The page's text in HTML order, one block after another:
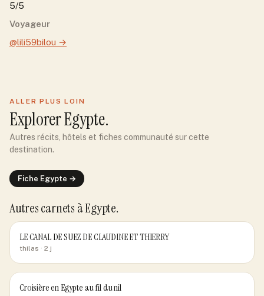
5/5
Voyageur
@lili59bilou →
ALLER PLUS LOIN
ExplorerEgypte.
Autres récits, hôtels et fiches communauté sur cette
destination.
Fiche Egypte →
Autres carnets à Egypte.
LE CANAL DE SUEZ DE CLAUDINE ET THIERRY
thilas · 2 j
Croisière en Egypte au fil du nil